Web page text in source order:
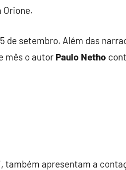
Orione.
de setembro. Além das
mês o autor Paulo Netho
também apresentam a